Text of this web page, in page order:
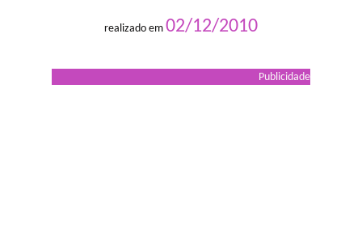
realizado em 02/12/2010
Publicidade